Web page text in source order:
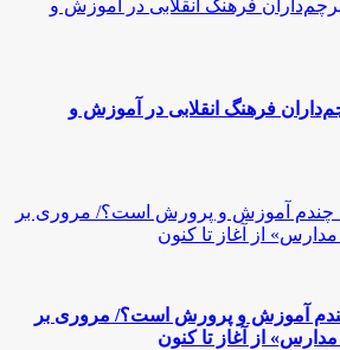
فرهنگ انقلابی در آموزش و
چندم آموزش و پرورش است؟/ مروری بر
از آغاز تا کنون